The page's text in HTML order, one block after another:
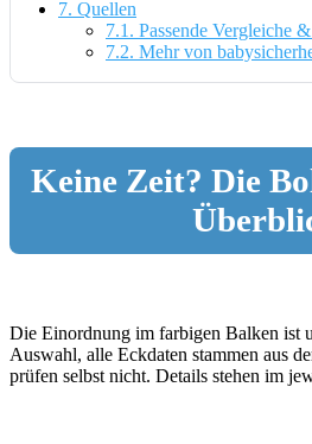
7. Quellen
7.1. Passende Vergleiche
7.2. Mehr von
Keine Zeit? Die
Die Einordnung im farbigen Balken ist
Auswahl, alle Eckdaten stammen aus
prüfen selbst nicht. Details stehen im